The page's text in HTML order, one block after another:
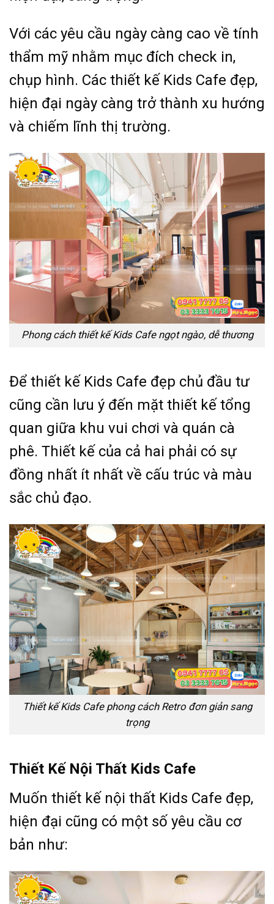
Với các yêu cầu ngày càng cao về tính
thẩm mỹ nhằm mục đích check in,
chụp hình. Các thiết kế Kids Cafe đẹp,
hiện đại ngày càng trở thành xu hướng
và chiếm lĩnh thị trường.
Phong cách thiết kế Kids Cafe ngọt ngào, dễ thương
Để thiết kế Kids Cafe đẹp chủ đầu tư
cũng cần lưu ý đến mặt thiết kế tổng
quan giữa khu vui chơi và quán cà
phê. Thiết kế của cả hai phải có sự
đồng nhất ít nhất về cấu trúc và màu
sắc chủ đạo.
Thiết kế Kids Cafe phong cách Retro đơn giản sang
trọng
Thiết Kế Nội Thất Kids Cafe
Muốn thiết kế nội thất Kids Cafe đẹp,
hiện đại cũng có một số yêu cầu cơ
bản như: